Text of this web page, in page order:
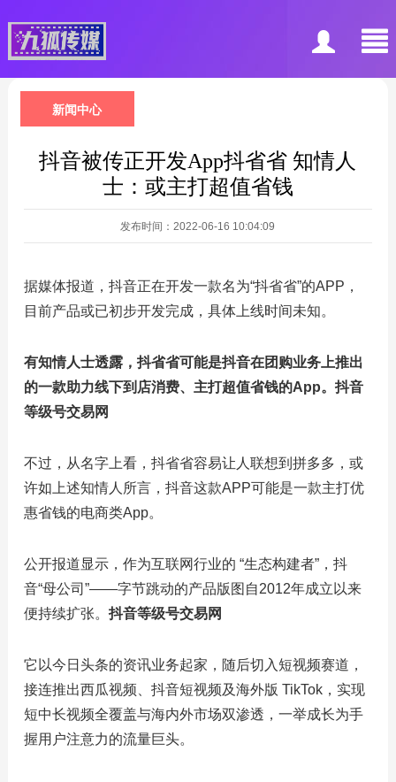
新闻中心
抖音被传正开发App抖省省 知情人
士：或主打超值省钱
发布时间：2022-06-16 10:04:09
据媒体报道，抖音正在开发一款名为“抖省省”的APP，
目前产品或已初步开发完成，具体上线时间未知。
有知情人士透露，抖省省可能是抖音在团购业务上推出
的一款助力线下到店消费、主打超值省钱的App。抖音
等级号交易网
不过，从名字上看，抖省省容易让人联想到拼多多，或
许如上述知情人所言，抖音这款APP可能是一款主打优
惠省钱的电商类App。
公开报道显示，作为互联网行业的 “生态构建者”，抖
音“母公司”——字节跳动的产品版图自2012年成立以来
便持续扩张。抖音等级号交易网
它以今日头条的资讯业务起家，随后切入短视频赛道，
接连推出西瓜视频、抖音短视频及海外版 TikTok，实现
短中长视频全覆盖与海内外市场双渗透，一举成长为手
握用户注意力的流量巨头。